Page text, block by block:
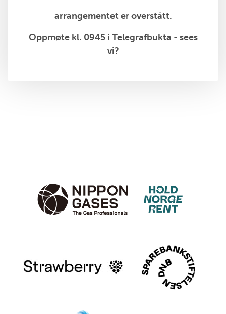
arrangementet er overstått.
Oppmøte kl. 0945 i Telegrafbukta - sees
vi?